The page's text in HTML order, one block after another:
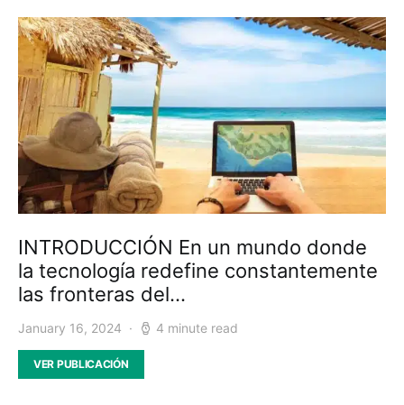
INTRODUCCIÓN En un mundo donde
la tecnología redefine constantemente
las fronteras del…
January 16, 2024 4 minute read
VER PUBLICACIÓN